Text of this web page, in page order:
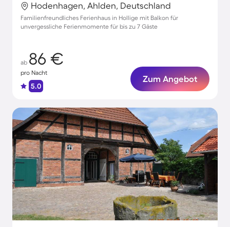
Hodenhagen, Ahlden, Deutschland
Familienfreundliches Ferienhaus in Hollige mit Balkon für
unvergessliche Ferienmomente für bis zu 7 Gäste
ab 86 €
pro Nacht
5.0
Zum Angebot